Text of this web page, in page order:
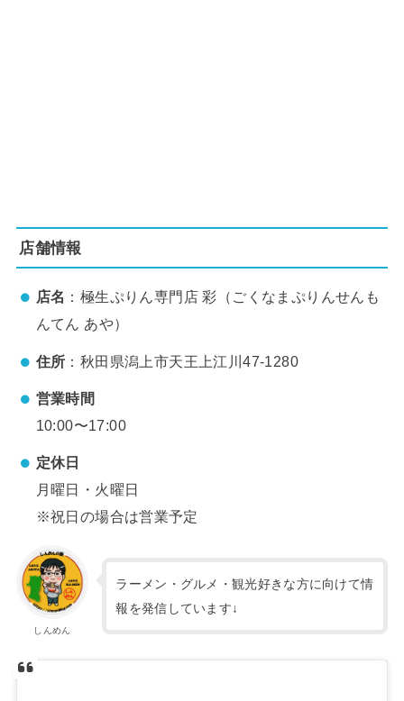
店舗情報
店名 ：極生ぷりん専門店 彩（ごくなまぷりんせんも
んてん あや）
住所 ：秋田県潟上市天王上江川47-1280
営業時間
10:00〜17:00
定休日
月曜日・火曜日
※祝日の場合は営業予定
しんめん
ラーメン・グルメ・観光好きな方に向けて情
報を発信しています↓